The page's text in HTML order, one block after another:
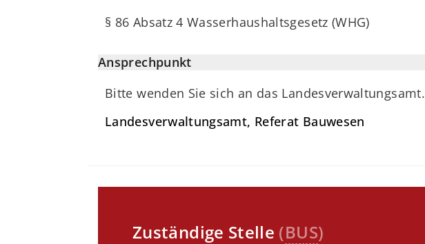
§ 86 Absatz 4 Wasserhaushaltsgesetz (WHG)
Ansprechpunkt
Bitte wenden Sie sich an das Landesverwaltungsamt.
Landesverwaltungsamt, Referat Bauwesen
Zuständige Stelle (BUS)